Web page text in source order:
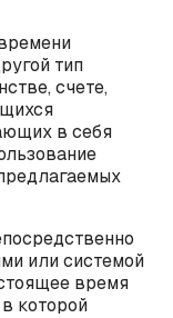
тип
счете,
в себя
или системой
время
которой